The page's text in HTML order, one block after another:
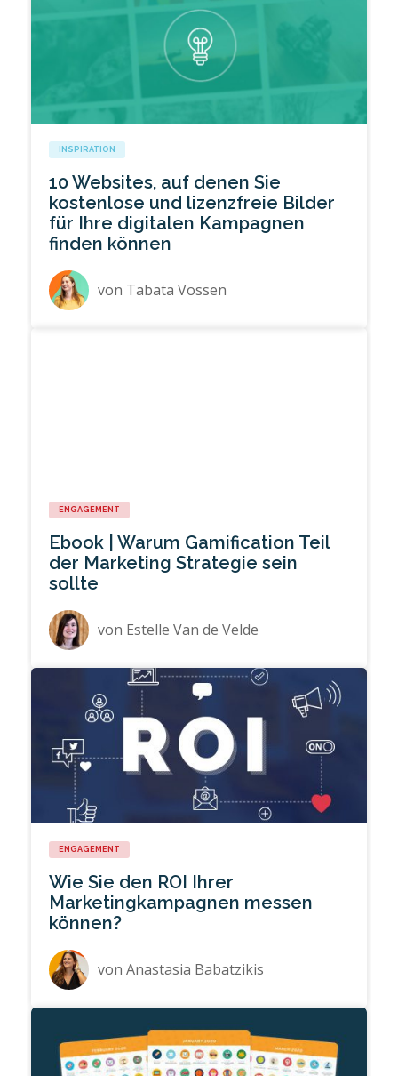
INSPIRATION
10 Websites, auf denen Sie
kostenlose und lizenzfreie Bilder
für Ihre digitalen Kampagnen
finden können
von Tabata Vossen
ENGAGEMENT
Ebook | Warum Gamification Teil
der Marketing Strategie sein
sollte
von Estelle Van de Velde
ENGAGEMENT
Wie Sie den ROI Ihrer
Marketingkampagnen messen
können?
vonAnastasia Babatzikis